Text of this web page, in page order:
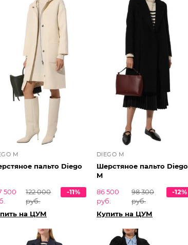
M
пальто Diego
500
122 000
руб.
-11%
на ЦУМ
DIEGO M
Шерстяное пальто Diego
M
86 500
руб.
98 300
руб.
-12%
Купить на ЦУМ